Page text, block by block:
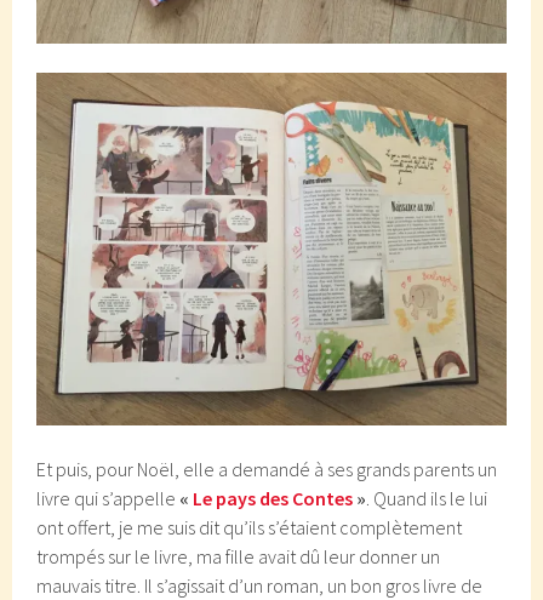
Et puis, pour Noël, elle a demandé à ses grands parents un
livre qui s’appelle « Le pays des Contes » . Quand ils le lui
ont offert, je me suis dit qu’ils s’étaient complètement
trompés sur le livre, ma fille avait dû leur donner un
mauvais titre. Il s’agissait d’un roman, un bon gros livre de